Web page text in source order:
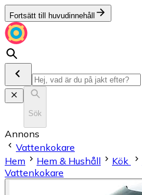
Fortsätt till huvudinnehåll
Sök
Annons
Vattenkokare
Hem
Hem & Hushåll Kök
Vattenkokare